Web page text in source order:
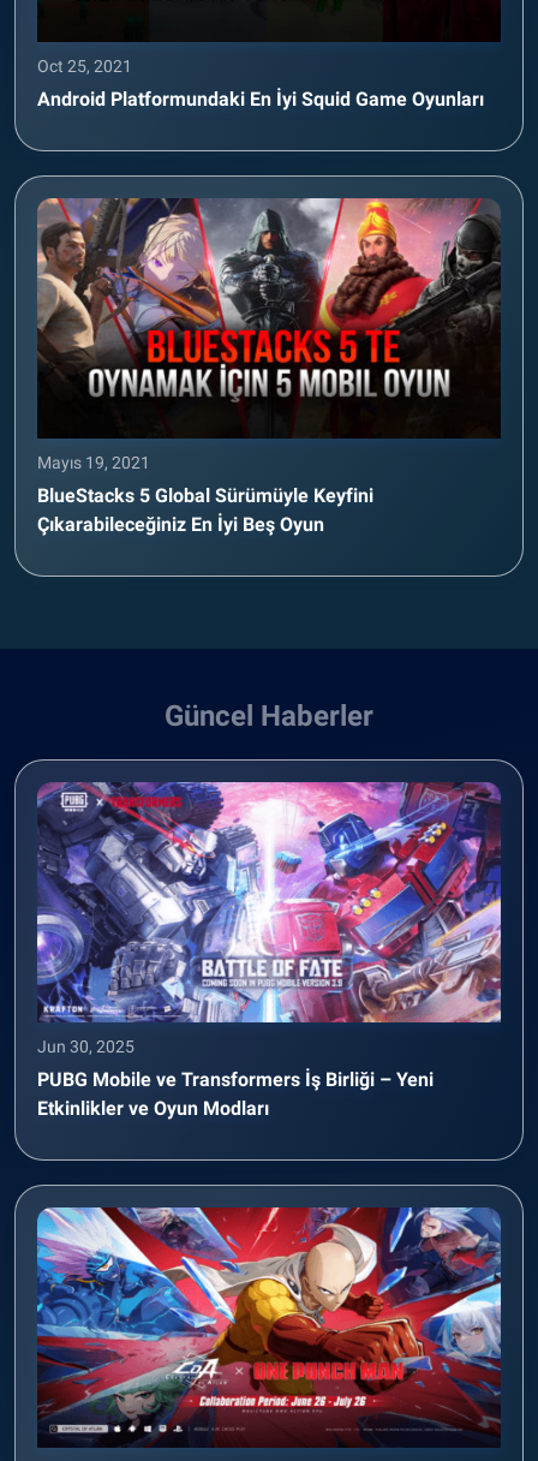
Oct 25, 2021
Android Platformundaki En İyi Squid Game Oyunları
Mayıs 19, 2021
BlueStacks 5 Global Sürümüyle Keyfini
Çıkarabileceğiniz En İyi Beş Oyun
Güncel Haberler
Jun 30, 2025
PUBG Mobile ve Transformers İş Birliği – Yeni
Etkinlikler ve Oyun Modları